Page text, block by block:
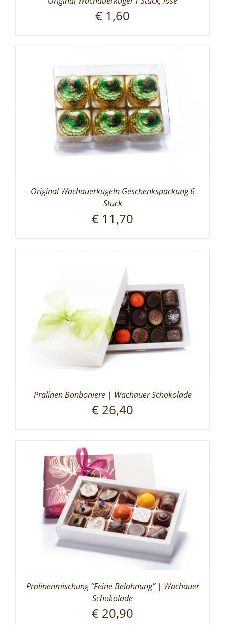
€ 1,60
Original Wachauerkugeln Geschenkspackung 6
Stück
€ 11,70
Pralinen Bonboniere | Wachauer Schokolade
€ 26,40
Pralinenmischung “Feine Belohnung” | Wachauer
Schokolade
€ 20,90